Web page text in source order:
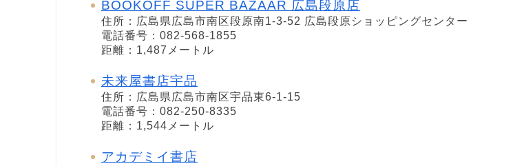
BOOKOFF SUPER BAZAAR 広島段原店
住所：広島県広島市南区段原南1-3-52 広島段原ショッピングセンター
電話番号：082-568-1855
距離：1,487メートル
未来屋書店宇品
住所：広島県広島市南区宇品東6-1-15
電話番号：082-250-8335
距離：1,544メートル
アカデミイ書店